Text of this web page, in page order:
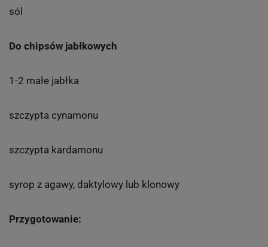
sól
Do chipsów jabłkowych
1-2 małe jabłka
szczypta cynamonu
szczypta kardamonu
syrop z agawy, daktylowy lub klonowy
Przygotowanie: